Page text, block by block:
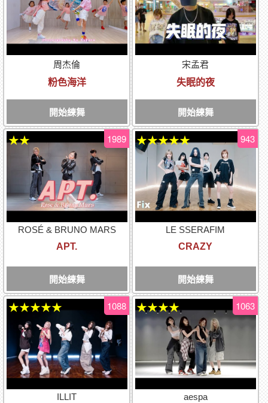
周杰倫
粉色海洋
開始練舞
宋孟君
失眠的夜
開始練舞
ROSÉ & BRUNO MARS
APT.
開始練舞
1989
★★
LE SSERAFIM
CRAZY
開始練舞
943
★★★★★
ILLIT
1088
★★★★★
aespa
1063
★★★★